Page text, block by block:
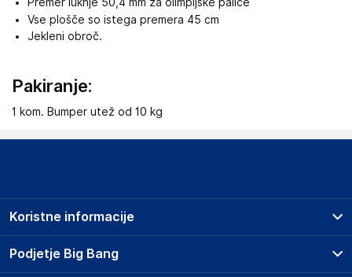
Vse plošče so istega premera 45 cm
Jekleni obroč.
Pakiranje:
1 kom. Bumper utež od 10 kg
Podjetje Big Bang
Koristne informacije
Prodajna mesta